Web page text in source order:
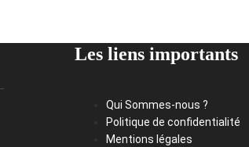
Les liens importants
Qui Sommes-nous ?
Politique de confidentialité
Mentions légales